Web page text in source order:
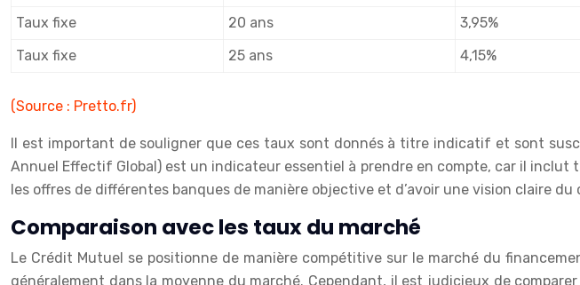
Taux fixe
20 ans 3,95%
Taux fixe
25 ans 4,15%
(Source : Pretto.fr)
Il est important de souligner que ces taux sont donnés à titre indicatif et sont
Annuel Effectif Global) est un indicateur essentiel à prendre en compte, car il
les offres de différentes banques de manière objective et d’avoir une vision claire
Comparaison avec les taux du marché
Le Crédit Mutuel se positionne de manière compétitive sur le marché du
généralement dans la moyenne du marché. Cependant, il est judicieux de